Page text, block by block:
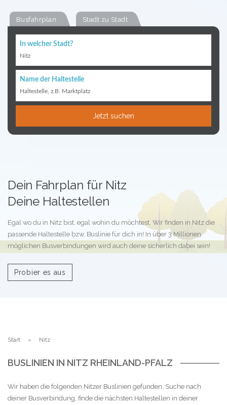
Busfahrplan Stadt zu Stadt
In welcher Stadt?
Nitz
Name der Haltestelle
Haltestelle, z.B. Marktplatz
Jetzt suchen
Dein Fahrplan für Nitz
Deine Haltestellen
Egal wo du in Nitz bist, egal wohin du möchtest. Wir finden in Nitz die
passende Haltestelle bzw. Buslinie für dich in! In über 3 Millionen
möglichen Busverbindungen wird auch deine sicherlich dabei sein!
Probier es aus
Start Nitz
BUSLINIEN IN NITZ RHEINLAND-PFALZ
Wir haben die folgenden Nitzer Buslinien gefunden. Suche nach
deiner Busverbindung, finde die nächsten Haltestellen in deiner